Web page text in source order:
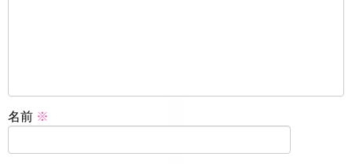
名前 ※